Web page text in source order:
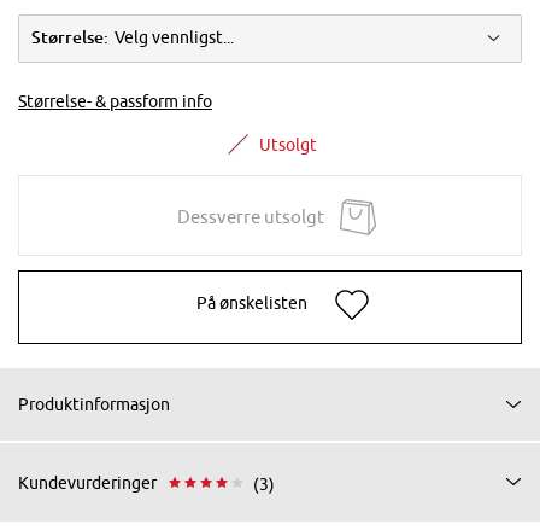
Størrelse: Velg vennligst...
Størrelse- & passform info
Utsolgt
Dessverre utsolgt
På ønskelisten
Produktinformasjon
Kundevurderinger (3)